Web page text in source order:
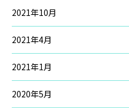
2021年10月
2021年4月
2021年1月
2020年5月